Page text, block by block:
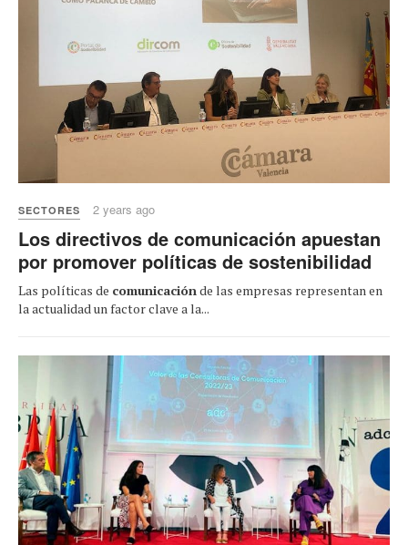
SECTORES 2 years ago
Los directivos de comunicación apuestan
por promover políticas de sostenibilidad
Las políticas de comunicaciónde las empresas representan en
la actualidad un factor clave a la...